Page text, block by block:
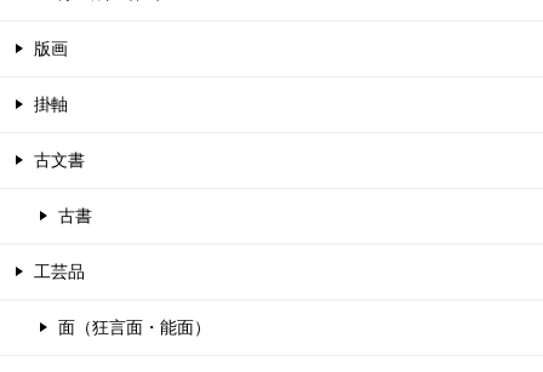
版画
掛軸
古文書
古書
工芸品
面（狂言面・能面）